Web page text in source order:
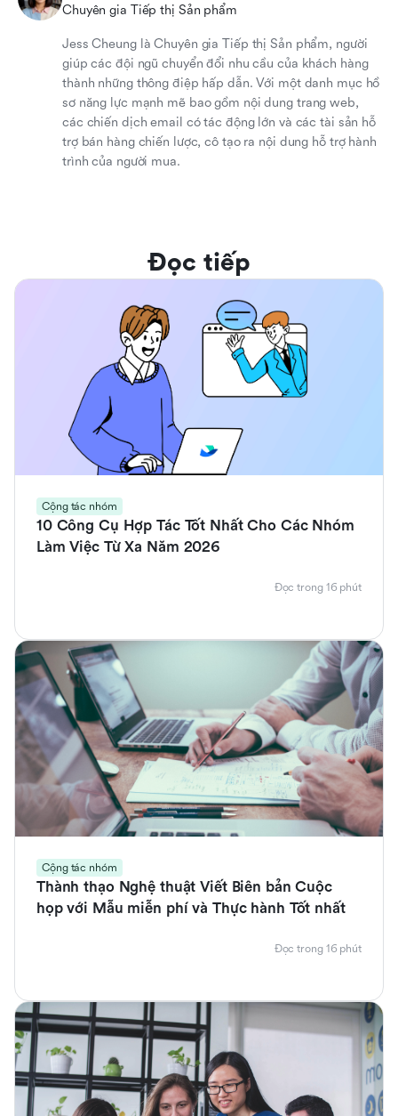
Chuyên gia Tiếp thị Sản phẩm
Jess Cheung là Chuyên gia Tiếp thị Sản phẩm, người
giúp các đội ngũ chuyển đổi nhu cầu của khách hàng
thành những thông điệp hấp dẫn. Với một danh mục hồ
sơ năng lực mạnh mẽ bao gồm nội dung trang web,
các chiến dịch email có tác động lớn và các tài sản hỗ
trợ bán hàng chiến lược, cô tạo ra nội dung hỗ trợ hành
trình của người mua.
Đọc tiếp
Cộng tác nhóm
10 Công Cụ Hợp Tác Tốt Nhất Cho Các Nhóm
Làm Việc Từ Xa Năm 2026
Đọc trong 16 phút
Cộng tác nhóm
Thành thạo Nghệ thuật Viết Biên bản Cuộc
họp với Mẫu miễn phí và Thực hành Tốt nhất
Đọc trong 16 phút